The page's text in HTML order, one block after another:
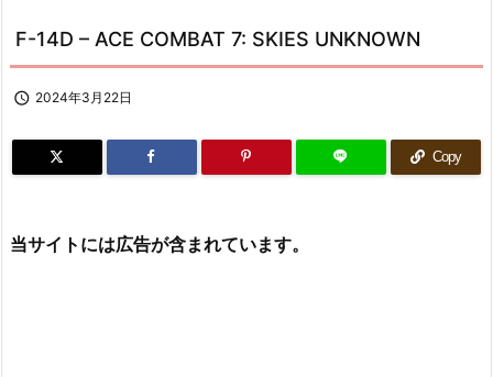
F-14D – ACE COMBAT 7: SKIES UNKNOWN
 2024年3月22日
Copy
当サイトには広告が含まれています。